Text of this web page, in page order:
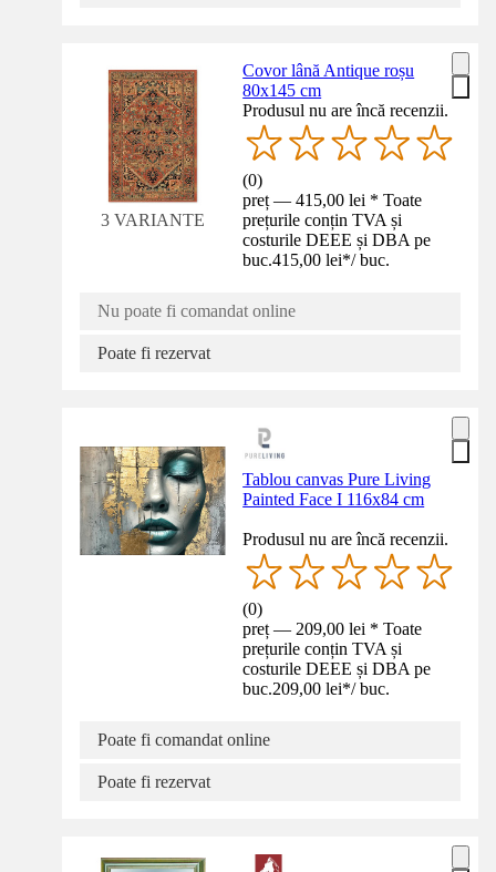
3 VARIANTE
Covor lână Antique roșu
80x145 cm
Produsul nu are încă recenzii.
(0)
preț — 415,00 lei * Toate
prețurile conțin TVA și
costurile DEEE și DBA pe
buc.415,00 lei*/ buc.
Nu poate fi comandat online
Poate fi rezervat
Tablou canvas Pure Living
Painted Face I 116x84 cm
Produsul nu are încă recenzii.
(0)
preț — 209,00 lei * Toate
prețurile conțin TVA și
costurile DEEE și DBA pe
buc.209,00 lei*/ buc.
Poate fi comandat online
Poate fi rezervat